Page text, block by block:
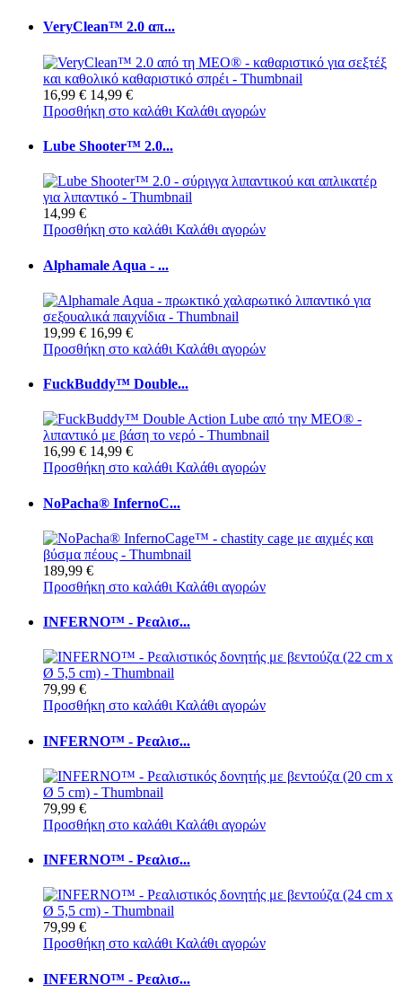
VeryClean™ 2.0 απ...
16,99 € 14,99 €
Προσθήκη στο καλάθι Καλάθι αγορών
Lube Shooter™ 2.0...
14,99 €
Προσθήκη στο καλάθι Καλάθι αγορών
Alphamale Aqua - ...
19,99 € 16,99 €
Προσθήκη στο καλάθι Καλάθι αγορών
FuckBuddy™ Double...
16,99 € 14,99 €
Προσθήκη στο καλάθι Καλάθι αγορών
NoPacha® InfernoC...
189,99 €
Προσθήκη στο καλάθι Καλάθι αγορών
INFERNO™ - Ρεαλισ...
79,99 €
Προσθήκη στο καλάθι Καλάθι αγορών
INFERNO™ - Ρεαλισ...
79,99 €
Προσθήκη στο καλάθι Καλάθι αγορών
INFERNO™ - Ρεαλισ...
79,99 €
Προσθήκη στο καλάθι Καλάθι αγορών
INFERNO™ - Ρεαλισ...